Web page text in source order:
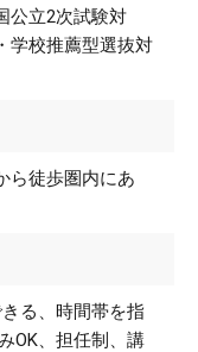
公立2次試験対
学校推薦型選抜対
ら徒歩圏内にあ
る、時間帯を指
OK、担任制、講